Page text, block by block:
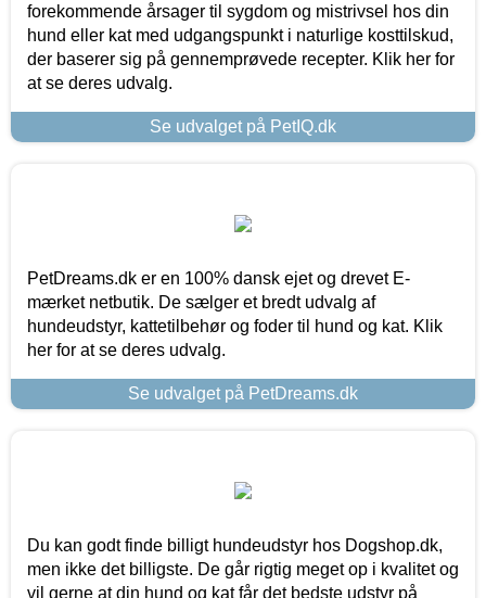
forekommende årsager til sygdom og mistrivsel hos din
hund eller kat med udgangspunkt i naturlige kosttilskud,
der baserer sig på gennemprøvede recepter. Klik her for
at se deres udvalg.
Se udvalget på PetIQ.dk
PetDreams.dk er en 100% dansk ejet og drevet E-
mærket netbutik. De sælger et bredt udvalg af
hundeudstyr, kattetilbehør og foder til hund og kat. Klik
her for at se deres udvalg.
Se udvalget på PetDreams.dk
Du kan godt finde billigt hundeudstyr hos Dogshop.dk,
men ikke det billigste. De går rigtig meget op i kvalitet og
vil gerne at din hund og kat får det bedste udstyr på